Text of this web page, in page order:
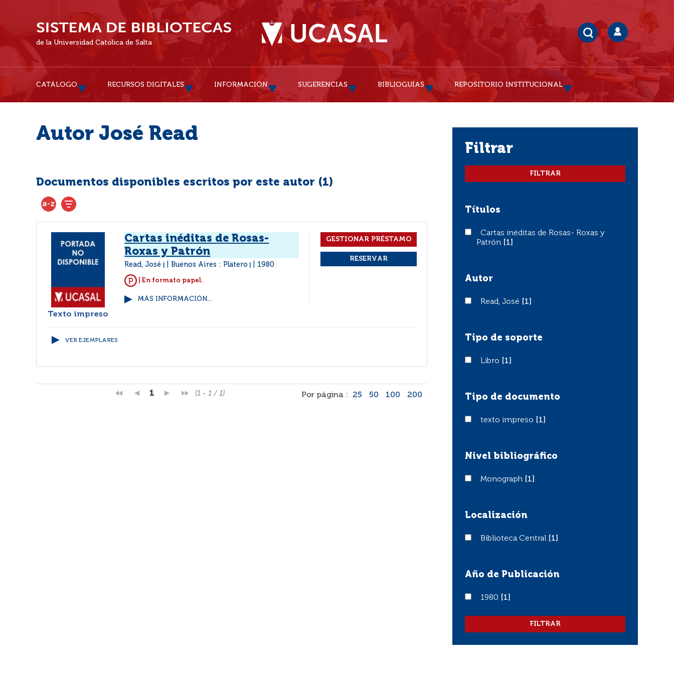
de la Universidad Católica de Salta
CATÁLOGO RECURSOS DIGITALES INFORMACIÓN SUGERENCIAS BIBLIOGUÍAS REPOSITORIO INSTITUCIONAL
Autor José Read
Documentos disponibles escritos por este autor (1)
Texto impreso
Cartas inéditas de Rosas-
Roxas y Patrón
Read, José Buenos Aires : Platero 1980
| En formato papel.
MÁS INFORMACIÓN...
VER EJEMPLARES
1 (1 - 1 / 1) Por página : 25 50 100 200
filtrar
Títulos
Cartas inéditas de Rosas- Roxas y Patrón
Cartas inéditas de Rosas- Roxas y
Patrón
[1]
Autor
Read, José
Read, José [1]
Tipo de soporte
LibroLibro [1]
Tipo de documento
texto impreso
texto impreso [1]
Nivel bibliográfico
Monograph
Monograph [1]
Localización
Biblioteca Central
Biblioteca Central [1]
Año de Publicación
19801980 [1]